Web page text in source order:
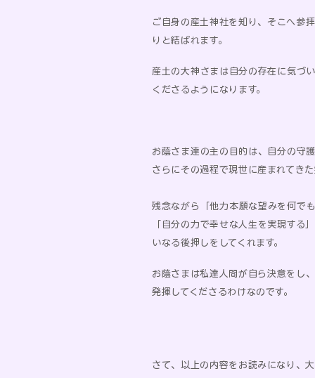
ご自身の産土神社を知り、そこへ参
りと結ばれます。
産土の大神さまは自分の存在に気づ
くださるようになります。
お蔭さま達の主の目的は、自分の守
さらにその過程で現世に産まれてき
残念ながら「他力本願な望みを何で
「自分の力で幸せな人生を実現する
いなる後押しをしてくれます。
お蔭さまは私達人間が自ら決意をし
発揮してくださるわけなのです。
さて、以上の内容をお読みになり、